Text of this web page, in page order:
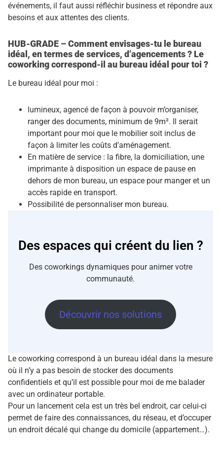
événements, il faut aussi réfléchir business et répondre aux
besoins et aux attentes des clients.
HUB-GRADE – Comment envisages-tu le bureau
idéal, en termes de services, d’agencements ? Le
coworking correspond-il au bureau idéal pour toi ?
Le bureau idéal pour moi :
lumineux, agencé de façon à pouvoir m’organiser,
ranger des documents, minimum de 9m². Il serait
important pour moi que le mobilier soit inclus de
façon à limiter les coûts d’aménagement.
En matière de service : la fibre, la domiciliation, une
imprimante à disposition un espace de pause en
dehors de mon bureau, un espace pour manger et un
accès rapide en transport.
Possibilité de personnaliser mon bureau.
Des espaces qui créent du lien ?
Des coworkings dynamiques pour animer votre
communauté.
Découvrir nos solutions
Le coworking correspond à un bureau idéal dans la mesure
où il n’y a pas besoin de stocker des documents
confidentiels et qu’il est possible pour moi de me balader
avec un ordinateur portable.
Pour un lancement cela est un très bel endroit, car celui-ci
permet de faire des connaissances, du réseau, et d’occuper
un endroit décalé qui change du domicile (appartement…).